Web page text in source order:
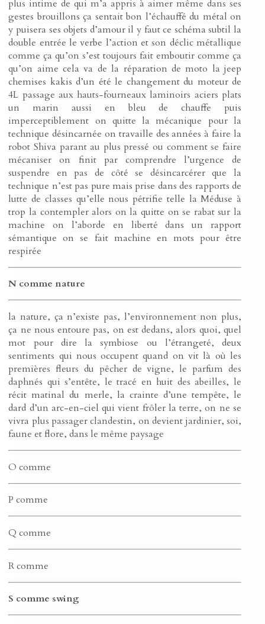
plus intime de qui m’a appris à aimer même dans ses
gestes brouillons ça sentait bon l’échauffé du métal on
y puisera ses objets d’amour il y faut ce schéma subtil la
double entrée le verbe l’action et son déclic métallique
comme ça qu’on s’est toujours fait emboutir comme ça
qu’on aime cela va de la réparation de moto la jeep
chemises kakis d’un été le changement du moteur de
4L passage aux hauts-fourneaux laminoirs aciers plats
un marin aussi en bleu de chauffe puis
imperceptiblement on quitte la mécanique pour la
technique désincarnée on travaille des années à faire la
robot Shiva parant au plus pressé ou comment se faire
mécaniser on finit par comprendre l’urgence de
suspendre en pas de côté se désincarcérer que la
technique n’est pas pure mais prise dans des rapports de
lutte de classes qu’elle nous pétrifie telle la Méduse à
trop la contempler alors on la quitte on se rabat sur la
machine on l’aborde en liberté dans un rapport
sémantique on se fait machine en mots pour être
respirée
N comme nature
la nature, ça n’existe pas, l’environnement non plus,
ça ne nous entoure pas, on est dedans, alors quoi, quel
mot pour dire la symbiose ou l’étrangeté, deux
sentiments qui nous occupent quand on vit là où les
premières fleurs du pêcher de vigne, le parfum des
daphnés qui s’entête, le tracé en huit des abeilles, le
récit matinal du merle, la crainte d’une tempête, le
dard d’un arc-en-ciel qui vient frôler la terre, on ne se
vivra plus passager clandestin, on devient jardinier, soi,
faune et flore, dans le même paysage
O comme
P comme
Q comme
R comme
S comme swing